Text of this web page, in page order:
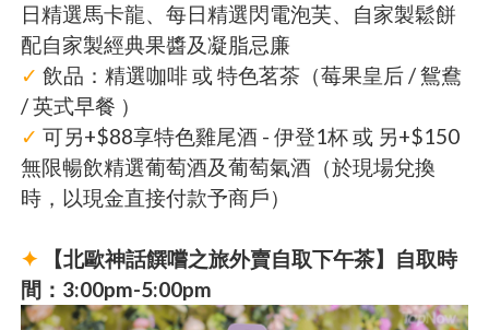
日精選馬卡龍、每日精選閃電泡芙、自家製鬆餅
配自家製經典果醬及凝脂忌廉
✓ 飲品：精選咖啡 或 特色茗茶（莓果皇后 / 鴛鴦
/ 英式早餐 ）
✓ 可另+$88享特色雞尾酒 - 伊登1杯 或 另+$150
無限暢飲精選葡萄酒及葡萄氣酒（於現場兌換
時，以現金直接付款予商戶）
✦ 【北歐神話饌嚐之旅外賣自取下午茶】自取時
間：3:00pm-5:00pm